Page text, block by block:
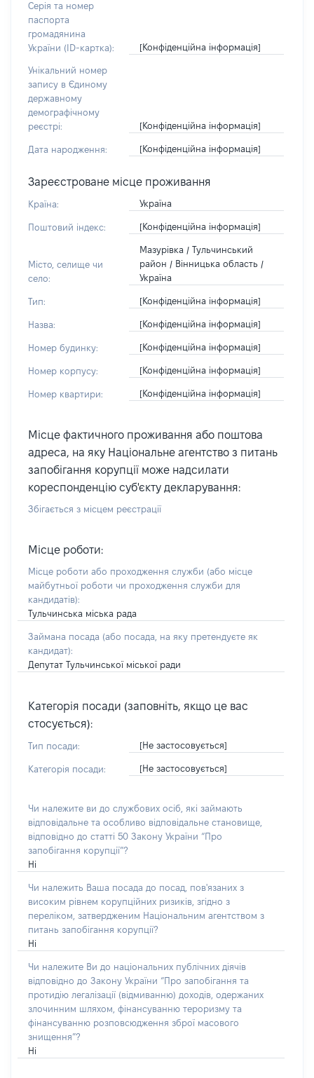
Серія та номер
паспорта
громадянина
України (ID-картка):
[Конфіденційна інформація]
Унікальний номер
запису в Єдиному
державному
демографічному
реєстрі:
[Конфіденційна інформація]
Дата народження: [Конфіденційна інформація]
Зареєстроване місце проживання
Країна: Україна
Поштовий індекс: [Конфіденційна інформація]
Місто, селище чи
село:
Мазурівка / Тульчинський
район / Вінницька область /
Україна
Тип: [Конфіденційна інформація]
Назва: [Конфіденційна інформація]
Номер будинку: [Конфіденційна інформація]
Номер корпусу: [Конфіденційна інформація]
Номер квартири: [Конфіденційна інформація]
Місце фактичного проживання або поштова
адреса, на яку Національне агентство з питань
запобігання корупції може надсилати
кореспонденцію суб'єкту декларування:
Збігається з місцем реєстрації
Місце роботи:
Місце роботи або проходження служби (або місце
майбутньої роботи чи проходження служби для
кандидатів):
Тульчинська міська рада
Займана посада (або посада, на яку претендуєте як
кандидат):
Депутат Тульчинської міської ради
Категорія посади (заповніть, якщо це вас
стосується):
Тип посади: [Не застосовується]
Категорія посади: [Не застосовується]
Чи належите ви до службових осіб, які займають
відповідальне та особливо відповідальне становище,
відповідно до статті 50 Закону України “Про
запобігання корупції”?
Ні
Чи належить Ваша посада до посад, пов'язаних з
високим рівнем корупційних ризиків, згідно з
переліком, затвердженим Національним агентством з
питань запобігання корупції?
Ні
Чи належите Ви до національних публічних діячів
відповідно до Закону України “Про запобігання та
протидію легалізації (відмиванню) доходів, одержаних
злочинним шляхом, фінансуванню тероризму та
фінансуванню розповсюдження зброї масового
знищення”?
Ні